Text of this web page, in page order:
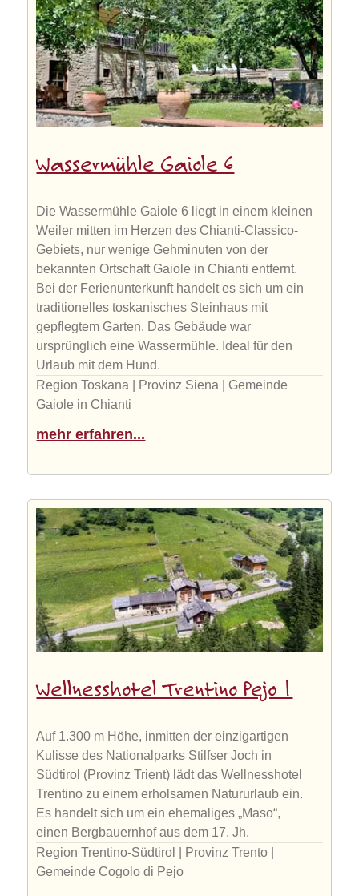
Wassermühle Gaiole 6
Die Wassermühle Gaiole 6 liegt in einem kleinen
Weiler mitten im Herzen des Chianti-Classico-
Gebiets, nur wenige Gehminuten von der
bekannten Ortschaft Gaiole in Chianti entfernt.
Bei der Ferienunterkunft handelt es sich um ein
traditionelles toskanisches Steinhaus mit
gepflegtem Garten. Das Gebäude war
ursprünglich eine Wassermühle. Ideal für den
Urlaub mit dem Hund.
Region Toskana | Provinz Siena | Gemeinde
Gaiole in Chianti
mehr erfahren...
Wellnesshotel Trentino Pejo 1
Auf 1.300 m Höhe, inmitten der einzigartigen
Kulisse des Nationalparks Stilfser Joch in
Südtirol (Provinz Trient) lädt das Wellnesshotel
Trentino zu einem erholsamen Natururlaub ein.
Es handelt sich um ein ehemaliges „Maso“,
einen Bergbauernhof aus dem 17. Jh.
Region Trentino-Südtirol | Provinz Trento |
Gemeinde Cogolo di Pejo